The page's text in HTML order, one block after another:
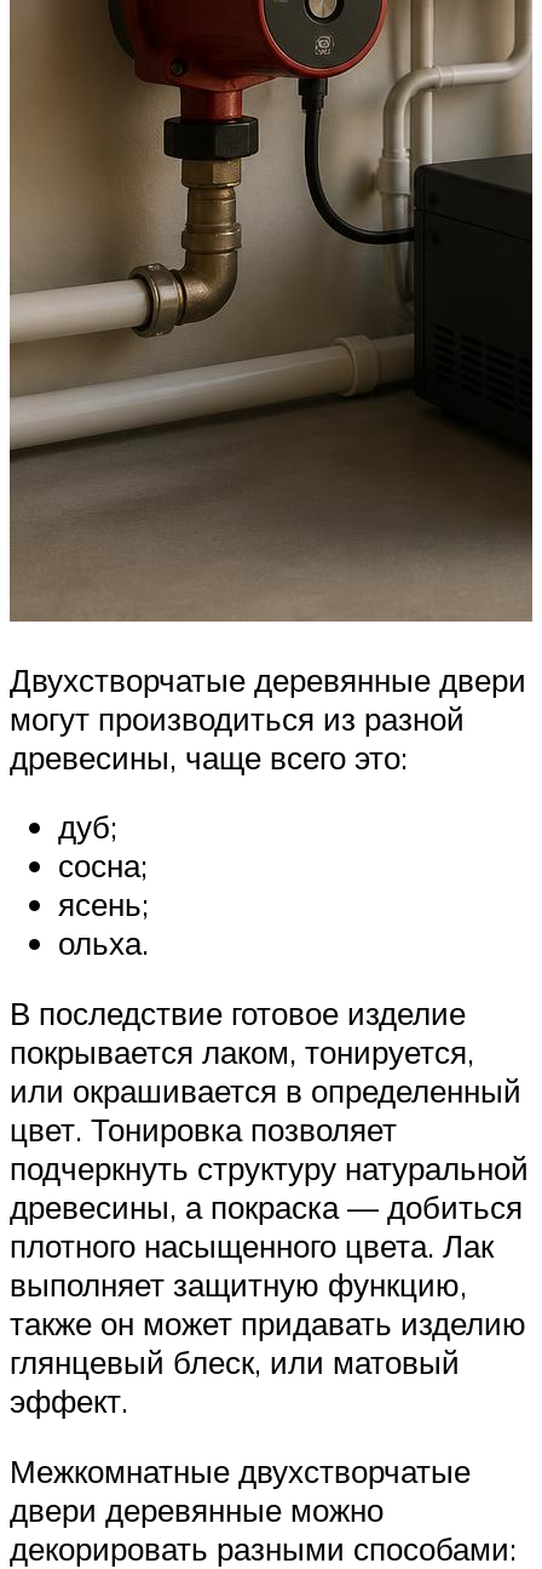
Двухстворчатые деревянные двери
могут производиться из разной
древесины, чаще всего это:
дуб;
сосна;
ясень;
ольха.
В последствие готовое изделие
покрывается лаком, тонируется,
или окрашивается в определенный
цвет. Тонировка позволяет
подчеркнуть структуру натуральной
древесины, а покраска — добиться
плотного насыщенного цвета. Лак
выполняет защитную функцию,
также он может придавать изделию
глянцевый блеск, или матовый
эффект.
Межкомнатные двухстворчатые
двери деревянные можно
декорировать разными способами: